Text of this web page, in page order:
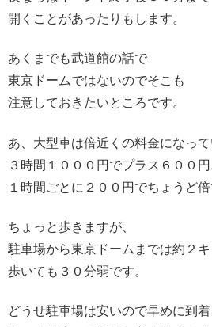
開くことがあったりもします。
あくまでも武道館の話で
東京ドームではないのでそこも
注意しておきたいところです。
あ、大型車は倍近くの料金になって
３時間１０００円でプラス６００円
１時間ごとに２００円でちょうど倍
ちょっと歩きますが、
駐車場から東京ドームまでは約２キ
歩いても３０分弱です。
どうせ駐車場は安いので早めに到着